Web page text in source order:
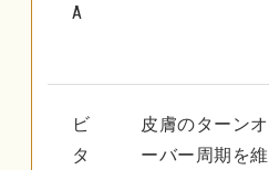
A
ビ
タ
皮膚のターンオ
ーバー周期を維